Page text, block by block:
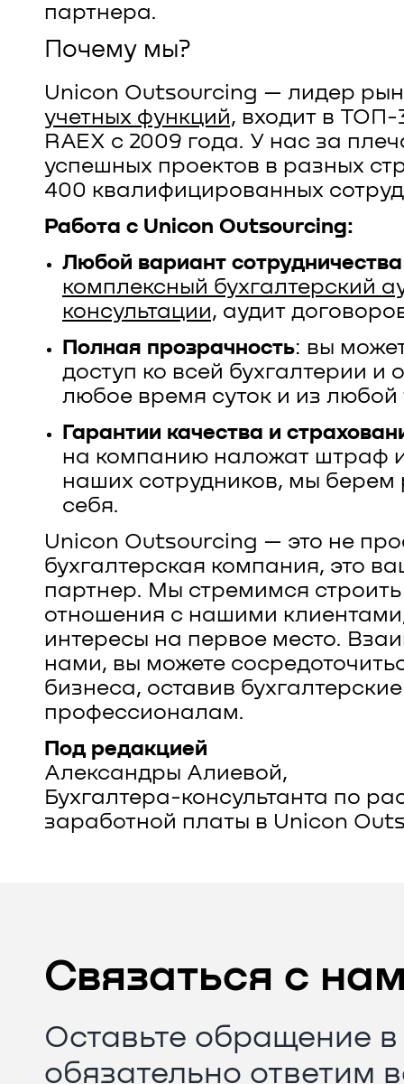
партнера.
Почему мы?
Unicon Outsourcing — лидер
учетных функций, входит в ТОП-
RAEX с 2009 года. У нас за
успешных проектов в разных
400 квалифицированных
Работа с Unicon Outsourcing:
Любой вариант сотрудничества
комплексный бухгалтерский
консультации, аудит
Полная прозрачность: вы
доступ ко всей бухгалтерии и
любое время суток и из любой
Гарантии качества и
на компанию наложат штраф
наших сотрудников, мы берем
себя.
Unicon Outsourcing — это не
бухгалтерская компания, это
партнер. Мы стремимся
отношения с нашими
интересы на первое место.
нами, вы можете
бизнеса, оставив
профессионалам.
Под редакцией
Александры Алиевой,
Бухгалтера-консультанта по
заработной платы в Unicon
Связаться с
Оставьте обращение
обязательно ответим